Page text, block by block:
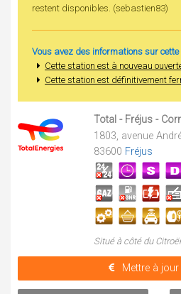
restent disponibles. (sebastien83)
Vous avez des informations sur cette
Cette station est à nouveau
Cette station est définitivement
Total - Fréjus -
1803, avenue
83600 Fréjus
Situé à côté du
Mettre à